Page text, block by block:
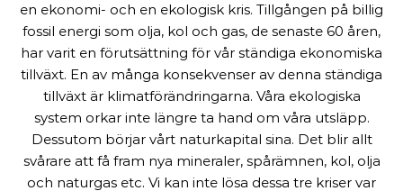
en ekonomi- och en ekologisk kris. Tillgången på billig
fossil energi som olja, kol och gas, de senaste 60 åren,
har varit en förutsättning för vår ständiga ekonomiska
tillväxt. En av många konsekvenser av denna ständiga
tillväxt är klimatförändringarna. Våra ekologiska
system orkar inte längre ta hand om våra utsläpp.
Dessutom börjar vårt naturkapital sina. Det blir allt
svårare att få fram nya mineraler, spårämnen, kol, olja
och naturgas etc. Vi kan inte lösa dessa tre kriser var